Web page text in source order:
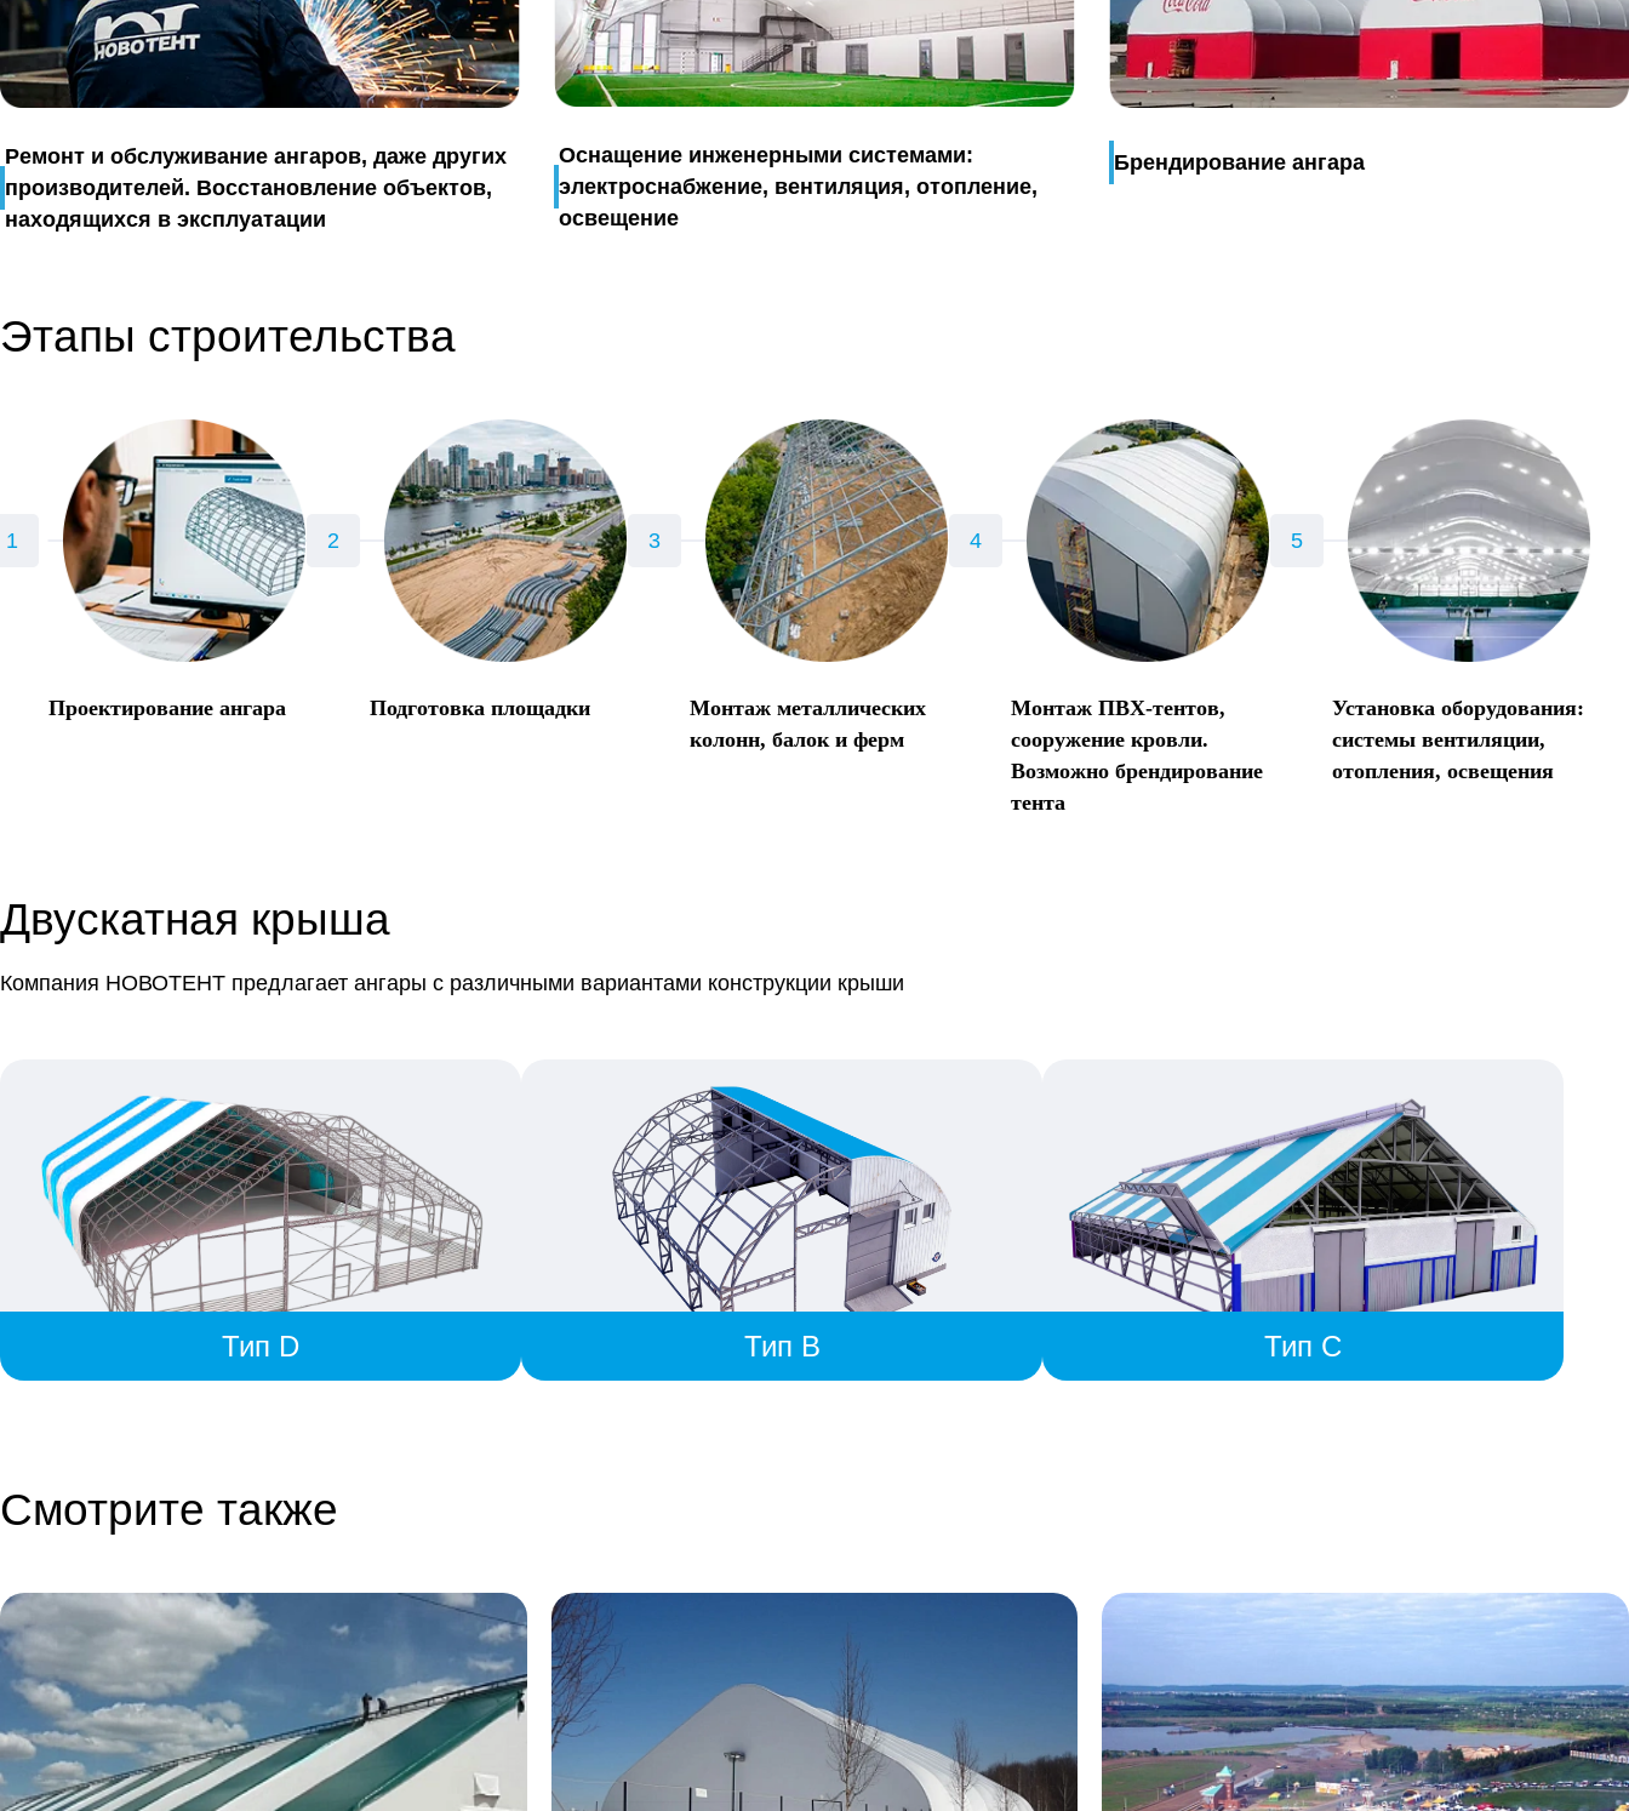
Ремонт и обслуживание ангаров, даже других
производителей. Восстановление объектов,
находящихся в эксплуатации
Оснащение инженерными системами:
электроснабжение, вентиляция, отопление,
освещение
Брендирование ангара
Этапы строительства
Проектирование ангара Подготовка площадки
Монтаж металлических
колонн, балок и ферм
Монтаж ПВХ-тентов,
сооружение кровли.
Возможно брендирование
тента
Установка оборудования:
системы вентиляции,
отопления, освещения
Двускатная крыша
Компания НОВОТЕНТ предлагает ангары с различными вариантами конструкции крыши
Тип D Тип B Тип C
Смотрите также